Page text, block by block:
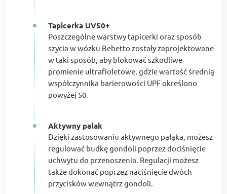
Tapicerka UV50+
Poszczególne warstwy tapicerki oraz sposób
szycia w wózku Bebetto zostały zaprojektowane
w taki sposób, aby blokować szkodliwe
promienie ultrafioletowe, gdzie wartość średnią
współczynnika barierowości UPF określono
powyżej 50.
Aktywny palak
Dzięki zastosowaniu aktywnego pałąka, możesz
regulować budkę gondoli poprzez dociśnięcie
uchwytu do przenoszenia. Regulacji możesz
także dokonać poprzez naciśnięcie dwóch
przycisków wewnątrz gondoli.